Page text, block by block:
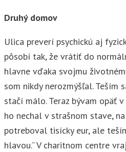
Druhý domov
Ulica preverí psychickú aj
pôsobí tak, že vrátiť do
hlavne vďaka svojmu
som nikdy nerozmýšľal. Teším
stačí málo. Teraz bývam opäť
ho nechal v strašnom stave,
potreboval tisícky eur, ale
hlavou.“ V charitnom centre